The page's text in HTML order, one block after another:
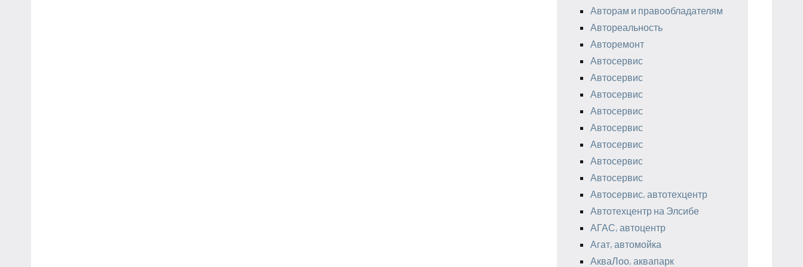
Авторам и правообладателям
Автореальность
Авторемонт
Автосервис
Автосервис
Автосервис
Автосервис
Автосервис
Автосервис
Автосервис
Автосервис
Автосервис, автотехцентр
Автотехцентр на Элсибе
АГАС, автоцентр
Агат, автомойка
АкваЛоо, аквапарк